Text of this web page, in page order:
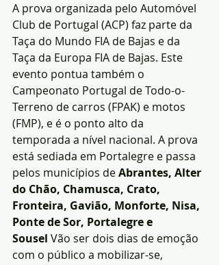
A prova organizada pelo Automóvel
Club de Portugal (ACP) faz parte da
Taça do Mundo FIA de Bajas e da
Taça da Europa FIA de Bajas. Este
evento pontua também o
Campeonato Portugal de Todo-o-
Terreno de carros (FPAK) e motos
(FMP), e é o ponto alto da
temporada a nível nacional. A prova
está sediada em Portalegre e passa
pelos municípios de Abrantes, Alter
do Chão, Chamusca, Crato,
Fronteira, Gavião, Monforte, Nisa,
Ponte de Sor, Portalegre e
Sousel Vão ser dois dias de emoção
com o público a mobilizar-se,